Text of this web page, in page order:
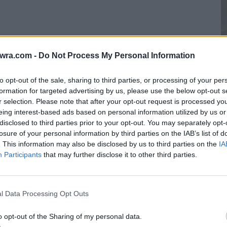
- Do Not Process My Personal Information
opt-out of the sale, sharing to third parties, or processing of your
for targeted advertising by us, please use the below opt-out
selection. Please note that after your opt-out request is processed
interest-based ads based on personal information utilized by us
to third parties prior to your opt-out. You may separately
of your personal information by third parties on the IAB’s list of
This information may also be disclosed by us to third parties on the
Participants that may further disclose it to other third parties.
Data Processing Opt Outs
opt-out of the Sharing of my personal data.
επικοινωνούσαν. Ο Σατανάς μόλις πήγε
λέγοντας:
ανθρώπους εκεί έξω.
9